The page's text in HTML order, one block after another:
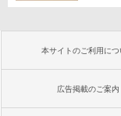
本サイトのご利用につ
広告掲載のご案内